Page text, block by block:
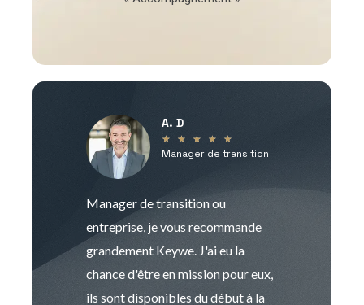
A. D
★ ★ ★ ★ ★
Manager de transition
Manager de transition ou
entreprise, je vous recommande
grandement Keywe. J'ai eu la
chance d'être en mission pour eux,
ils sont disponibles du début à la